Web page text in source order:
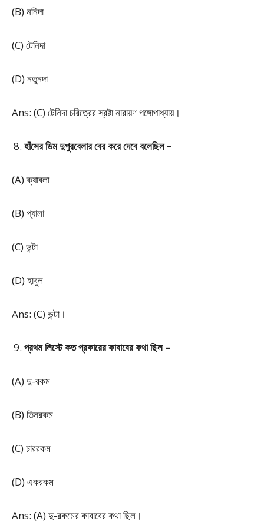
(B) ননিদা
(C) টেনিদা
(D) নতুনদা
Ans: (C) টেনিদা চরিত্রের স্রষ্টা নারায়ণ গঙ্গোপাধ্যায়।
হাঁসের ডিম দুপুরবেলার বের করে দেবে বলেছিল –
(A) ক্যাবলা
(B) প্যালা
(C) ভন্টা
(D) হাবুল
Ans: (C) ভন্টা।
প্রথম লিস্টে কত প্রকারের কাবাবের কথা ছিল –
(A) দু-রকম
(B) তিনরকম
(C) চাররকম
(D) একরকম
Ans: (A) দু-রকমের কাবাবের কথা ছিল।